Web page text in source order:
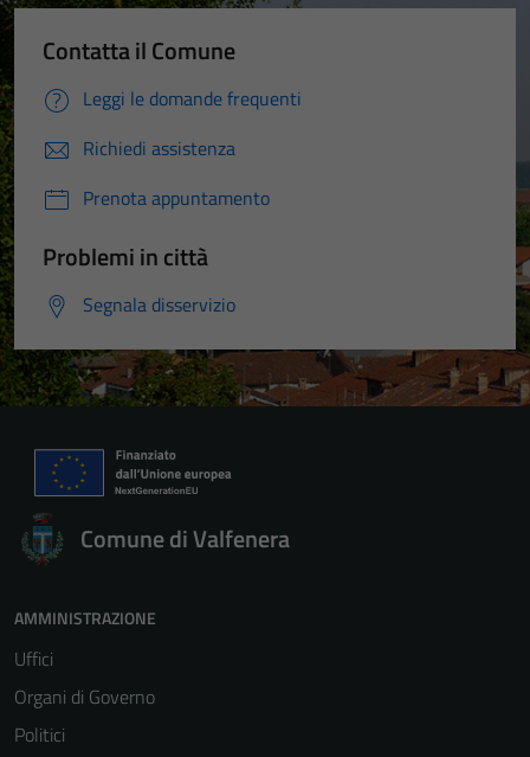
Contatta il Comune
Leggi le domande frequenti
Richiedi assistenza
Prenota appuntamento
Problemi in città
Segnala disservizio
Comune di Valfenera
AMMINISTRAZIONE
Uffici
Organi di Governo
Politici